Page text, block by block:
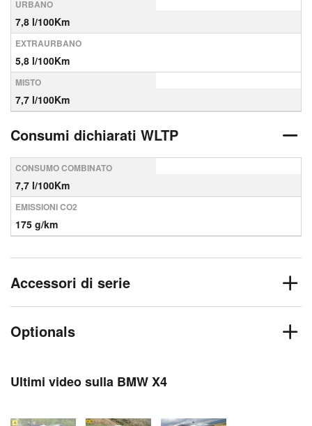
URBANO
7,8 l/100Km
EXTRAURBANO
5,8 l/100Km
MISTO
7,7 l/100Km
Consumi dichiarati WLTP
CONSUMO COMBINATO
7,7 l/100Km
EMISSIONI CO2
175 g/km
Accessori di serie
Optionals
Ultimi video sulla BMW X4